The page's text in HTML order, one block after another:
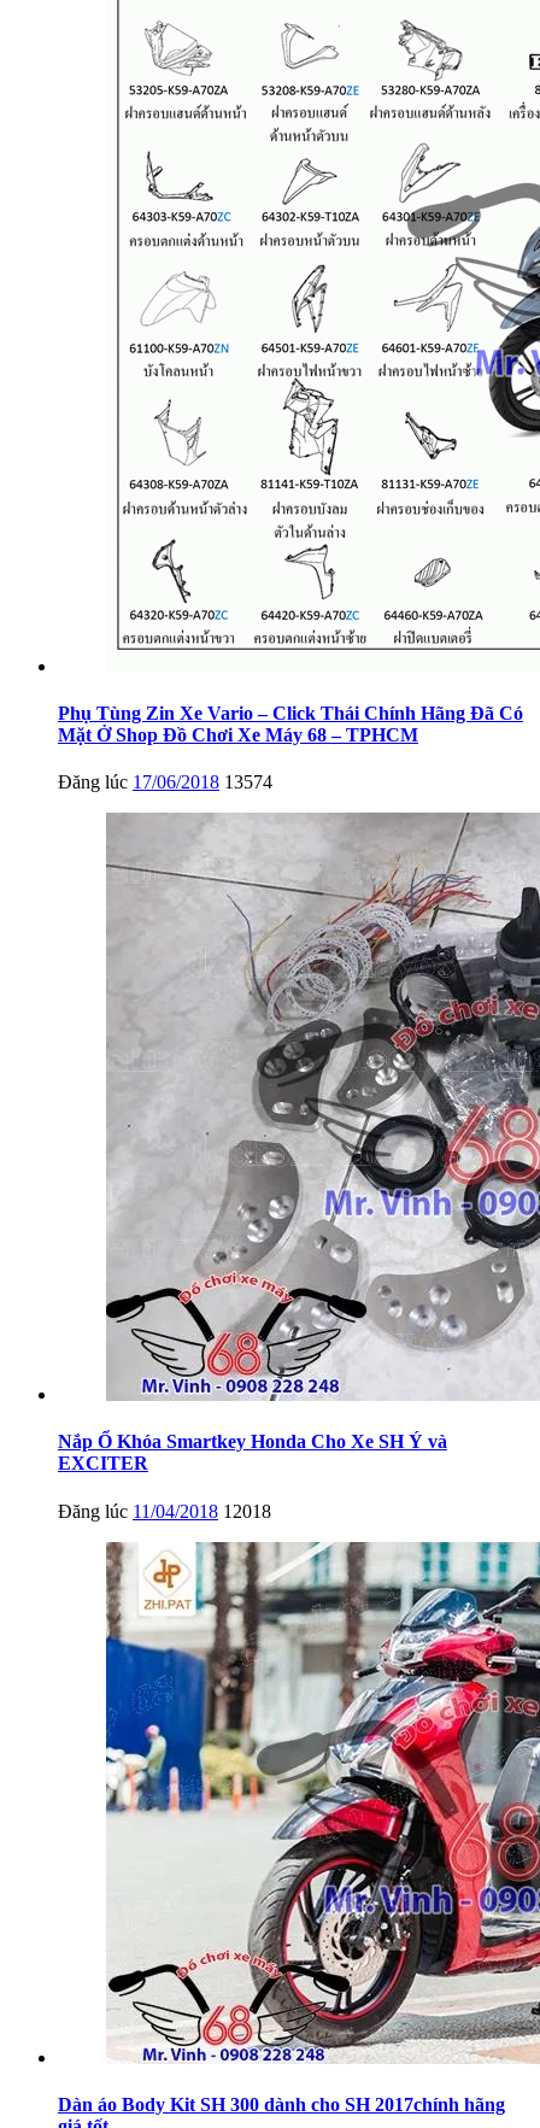
Phụ Tùng Zin Xe Vario – Click Thái Chính Hãng Đã Có
Mặt Ở Shop Đồ Chơi Xe Máy 68 – TPHCM
Đăng lúc 17/06/2018 13574
Nắp Ổ Khóa Smartkey Honda Cho Xe SH Ý và
EXCITER
Đăng lúc 11/04/2018 12018
Dàn áo Body Kit SH 300 dành cho SH 2017chính hãng